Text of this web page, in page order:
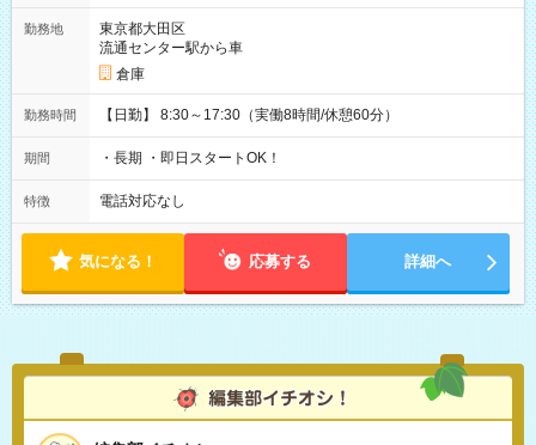
勤務地
東京都大田区
流通センター駅から車
倉庫
勤務時間 【日勤】 8:30～17:30（実働8時間/休憩60分）
期間 ・長期 ・即日スタートOK！
特徴 電話対応なし
気になる！ 応募する 詳細へ